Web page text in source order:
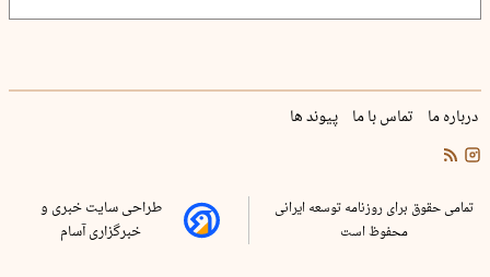
درباره ما تماس با ما پیوند ها
تمامی حقوق برای روزنامه توسعه ایرانی
محفوظ است
طراحی سایت خبری و
خبرگزاری آسام